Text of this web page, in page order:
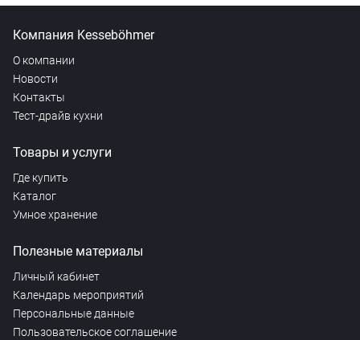
Компания Kesseböhmer
О компании
Новости
Контакты
Тест-драйв кухни
Товары и услуги
Где купить
Каталог
Умное хранение
Полезные материалы
Личный кабинет
Календарь мероприятий
Персональные данные
Пользовательское соглашение